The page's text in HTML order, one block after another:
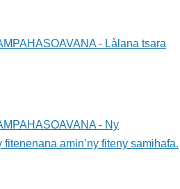
- Làlana tsara
- Ny
amin’ny fiteny samihafa.